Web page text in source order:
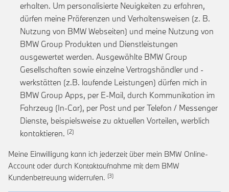
erhalten. Um personalisierte Neuigkeiten zu erfahren,
dürfen meine Präferenzen und Verhaltensweisen (z. B.
Nutzung von BMW Webseiten) und meine Nutzung von
BMW Group Produkten und Dienstleistungen
ausgewertet werden. Ausgewählte BMW Group
Gesellschaften sowie einzelne Vertragshändler und -
werkstätten (z.B. laufende Leistungen) dürfen mich in
BMW Group Apps, per E-Mail, durch Kommunikation im
Fahrzeug (In-Car), per Post und per Telefon / Messenger
Dienste, beispielsweise zu aktuellen Vorteilen, werblich
kontaktieren. Link zur Fußnote: Einwilligung zur
Meine Einwilligung kann ich jederzeit über mein BMW Online-
Account oder durch Kontaktaufnahme mit dem BMW
Kundenbetreuung widerrufen. Link zur Fußnote: Widerruf der